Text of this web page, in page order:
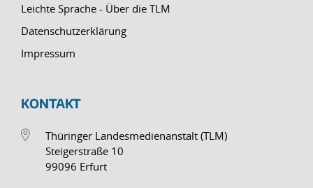
Leichte Sprache - Über die TLM
Datenschutzerklärung
Impressum
KONTAKT
Thüringer Landesmedienanstalt (TLM)
Steigerstraße 10
99096 Erfurt